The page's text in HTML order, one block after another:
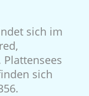
sich im
sich